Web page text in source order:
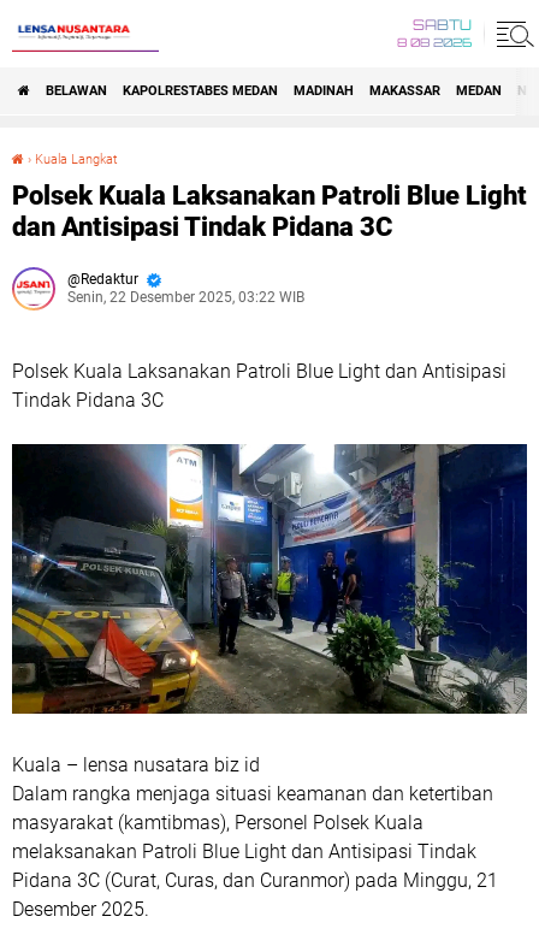
SABTU
8 08 2026
BELAWAN KAPOLRESTABES MEDAN MADINAH MAKASSAR MEDAN
› Kuala Langkat
Polsek Kuala Laksanakan Patroli Blue Light
dan Antisipasi Tindak Pidana 3C
Redaktur
Senin, 22 Desember 2025, 03:22 WIB
Polsek Kuala Laksanakan Patroli Blue Light dan Antisipasi
Tindak Pidana 3C
Kuala – lensa nusatara biz id
Dalam rangka menjaga situasi keamanan dan ketertiban
masyarakat (kamtibmas), Personel Polsek Kuala
melaksanakan Patroli Blue Light dan Antisipasi Tindak
Pidana 3C (Curat, Curas, dan Curanmor) pada Minggu, 21
Desember 2025.